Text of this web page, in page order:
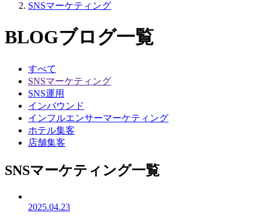
SNSマーケティング
BLOGブログ一覧
すべて
SNSマーケティング
SNS運用
インバウンド
インフルエンサーマーケティング
ホテル集客
店舗集客
SNSマーケティング一覧
2025.04.23